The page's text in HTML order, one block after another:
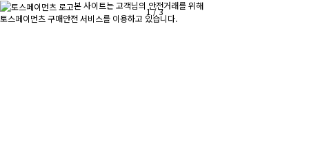
1/3
본 사이트는 고객님의 안전거래를 위해
토스페이먼츠 구매안전 서비스를 이용하고 있습니다.